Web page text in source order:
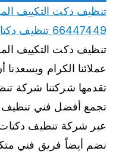
تنظيف دكت التكييف
66447449 تنظيف دكتات تكييف وشفاطات
تنظيف دكت التكييف
عملائنا الكرام
تقدمها شركتنا شركة
تجمع أفضل فني
عبر شركة تنظيف دكتات
نضم أيضاً فريق فني